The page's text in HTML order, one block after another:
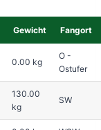
Gewicht Fangort
0.00 kg
O -
Ostufer
130.00
kg
SW